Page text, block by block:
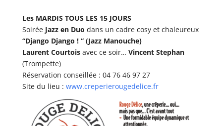
Les MARDIS TOUS LES 15 JOURS
Soirée Jazz en Duo dans un cadre cosy et chaleureux
“Django Django ! ” (Jazz Manouche)
Laurent Courtois avec ce soir… Vincent Stephan
(Trompette)
Réservation conseillée : 04 76 46 97 27
Site du lieu : www.creperierougedelice.fr